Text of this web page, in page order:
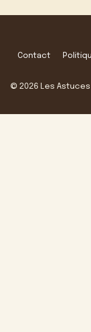
Contact
© 2026 Les Astuces